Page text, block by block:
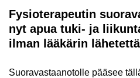
Fy­sio­te­ra­peu­tin
nyt apua tuki- ja
ilman lää­kä­rin lä­he­tet­tä
Suo­ra­vas­taa­no­tol­le pää­see